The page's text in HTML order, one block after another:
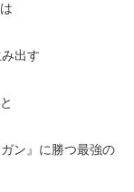
出す
ン』に勝つ最強の